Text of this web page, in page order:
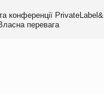
конференції
перевага